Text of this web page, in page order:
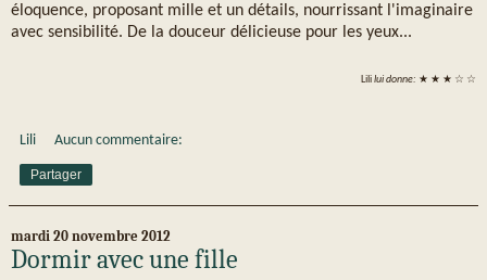
éloquence, proposant mille et un détails, nourrissant l'imaginaire
avec sensibilité. De la douceur délicieuse pour les yeux...
Lililui donne: ★ ★ ★ ☆ ☆
Lili Aucun commentaire:
Partager
mardi 20 novembre 2012
Dormir avec une fille